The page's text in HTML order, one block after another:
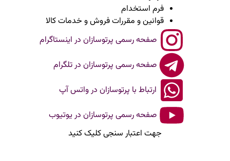
فرم استخدام
قوانین و مقررات فروش و خدمات کالا
صفحه رسمی پرتوسازان در اینستاگرام
صفحه رسمی پرتوسازان در تلگرام
ارتباط با پرتوسازان در واتس آپ
صفحه رسمی پرتوسازان در یوتیوب
جهت اعتبار سنجی کلیک کنید